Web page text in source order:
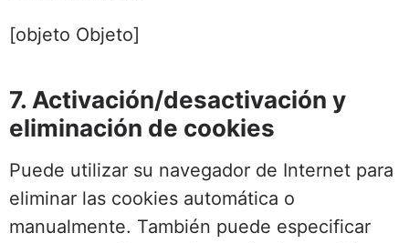
[objeto Objeto]
7. Activación/desactivación y
eliminación de cookies
Puede utilizar su navegador de Internet para
eliminar las cookies automática o
manualmente. También puede especificar